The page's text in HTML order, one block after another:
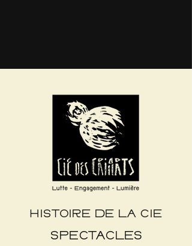
HISTOIRE DE LA CIE
SPECTACLES